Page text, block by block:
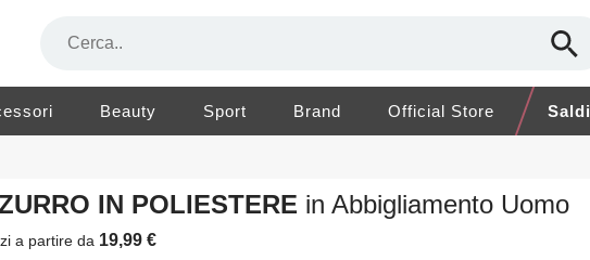
Beauty Sport Brand Official Store Saldi
IN POLIESTERE in Abbigliamento Uomo
a partire da 19,99 €